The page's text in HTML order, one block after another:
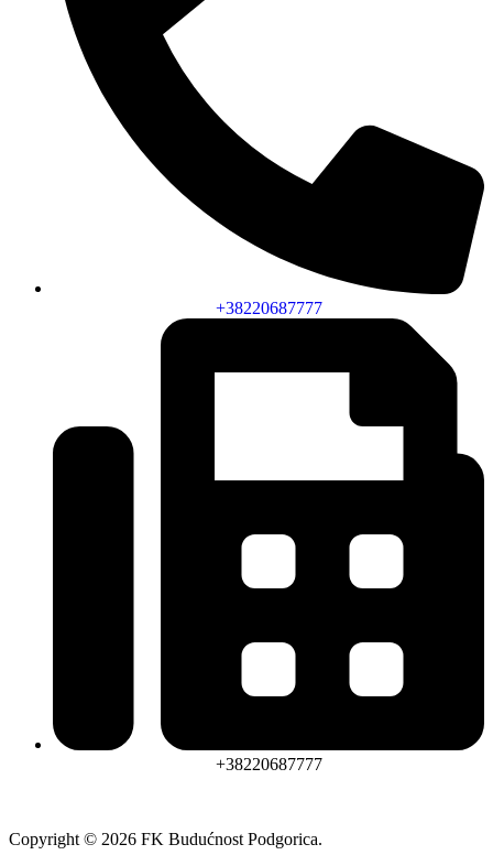
+38220687777
+38220687777
Copyright © 2026 FK Budućnost Podgorica.